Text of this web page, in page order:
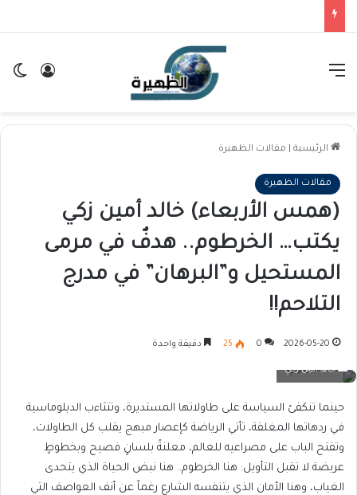
تسجيل القائمة
الرئيسية مقالات الظهيرة
مقالات الظهيرة
(همس الأربعاء) خالد أمين زكي
يكتب… الخرطوم.. هدفٌ في مرمى
المستحيل و”البرهان” في مدرج
التلاحم!!
2026-05-20
0
25 دقيقة واحدة
خالد امين زكي
حينما تنكفئ السياسة على طاولاتها المستديرة، وتتثاءب الدبلوماسية
في ردهاتها المغلقة، تأتي الرياضة كإعصار مبهج يقلب كل الطاولات،
وتفتح الباب على مصراعيه للعالم، معلنةً بلسانٍ فصيح وبخطوطٍ
عريضة لا تقبل التأويل: هنا الخرطوم.. هنا نبض الحياة الذي يتحدى
الغياب، وهنا الأمان الذي يتنفسه الشارع رغماً عن أنف العواصف التي